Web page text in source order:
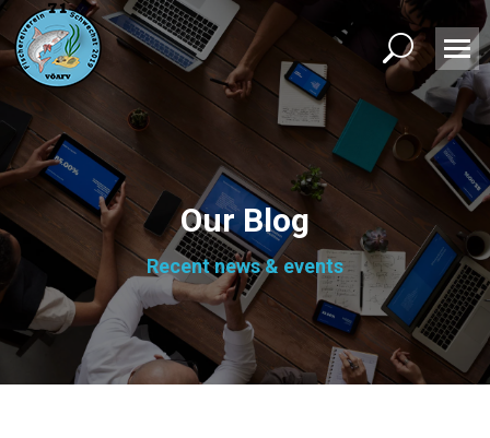
Search:
Our Blog
Recent news & events